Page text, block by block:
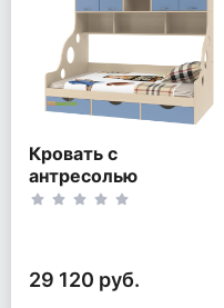
Кровать с
антресолью
Дельта-21.01
29 120 руб.